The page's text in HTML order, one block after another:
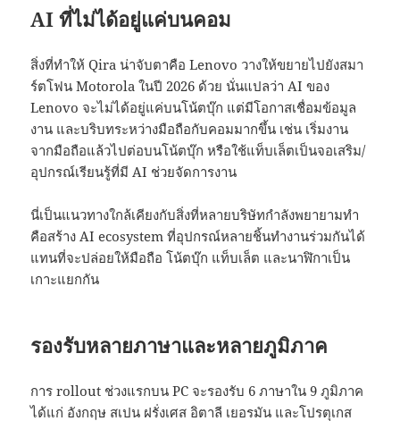
AI ที่ไม่ได้อยู่แค่บนคอม
สิ่งที่ทำให้ Qira น่าจับตาคือ Lenovo วางให้ขยายไปยังสมา
ร์ตโฟน Motorola ในปี 2026 ด้วย นั่นแปลว่า AI ของ
Lenovo จะไม่ได้อยู่แค่บนโน้ตบุ๊ก แต่มีโอกาสเชื่อมข้อมูล
งาน และบริบทระหว่างมือถือกับคอมมากขึ้น เช่น เริ่มงาน
จากมือถือแล้วไปต่อบนโน้ตบุ๊ก หรือใช้แท็บเล็ตเป็นจอเสริม/
อุปกรณ์เรียนรู้ที่มี AI ช่วยจัดการงาน
นี่เป็นแนวทางใกล้เคียงกับสิ่งที่หลายบริษัทกำลังพยายามทำ
คือสร้าง AI ecosystem ที่อุปกรณ์หลายชิ้นทำงานร่วมกันได้
แทนที่จะปล่อยให้มือถือ โน้ตบุ๊ก แท็บเล็ต และนาฬิกาเป็น
เกาะแยกกัน
รองรับหลายภาษาและหลายภูมิภาค
การ rollout ช่วงแรกบน PC จะรองรับ 6 ภาษาใน 9 ภูมิภาค
ได้แก่ อังกฤษ สเปน ฝรั่งเศส อิตาลี เยอรมัน และโปรตุเกส